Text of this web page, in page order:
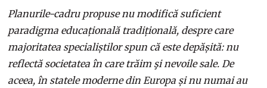
Planurile-cadru propuse nu modifică suficient
paradigma educațională tradițională, despre care
majoritatea specialiștilor spun că este depășită: nu
reflectă societatea în care trăim şi nevoile sale. De
aceea, în statele moderne din Europa și nu numai au